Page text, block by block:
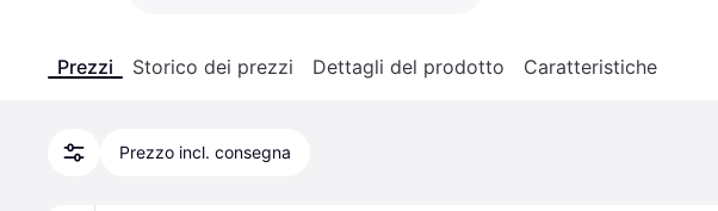
Prezzi Storico dei prezzi Dettagli del prodotto Caratteristiche
Prezzo incl. consegna